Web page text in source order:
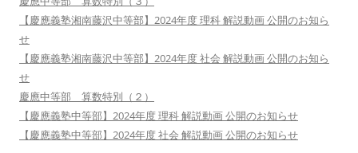
【慶應義塾湘南藤沢中等部】2024年度 理科 解説動画 公開のお知ら
せ
【慶應義塾湘南藤沢中等部】2024年度 社会 解説動画 公開のお知ら
せ
慶應中等部 算数特別（２）
【慶應義塾中等部】2024年度 理科 解説動画 公開のお知らせ
【慶應義塾中等部】2024年度 社会 解説動画 公開のお知らせ